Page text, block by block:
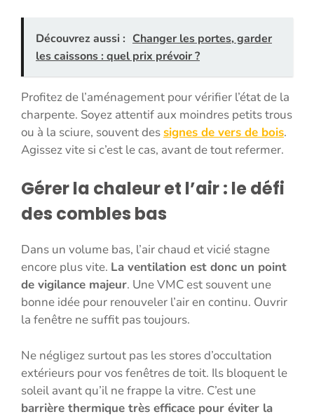
Découvrez aussi : Changer les portes, garder
les caissons : quel prix prévoir ?
Profitez de l’aménagement pour vérifier l’état de la
charpente. Soyez attentif aux moindres petits trous
ou à la sciure, souvent dessignes de vers de bois.
Agissez vite si c’est le cas, avant de tout refermer.
Gérer la chaleur et l’air : le défi
des combles bas
Dans un volume bas, l’air chaud et vicié stagne
encore plus vite. La ventilation est donc un point
de vigilance majeur. Une VMC est souvent une
bonne idée pour renouveler l’air en continu. Ouvrir
la fenêtre ne suffit pas toujours.
Ne négligez surtout pas les stores d’occultation
extérieurs pour vos fenêtres de toit. Ils bloquent le
soleil avant qu’il ne frappe la vitre. C’est une
barrière thermique très efficace pour éviter la